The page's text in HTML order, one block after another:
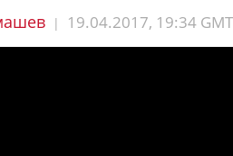
| 19.04.2017, 19:34